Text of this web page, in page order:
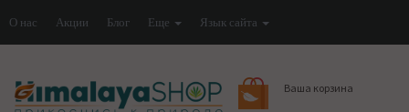
О нас Акции Блог Еще Язык сайта
Ваша корзина